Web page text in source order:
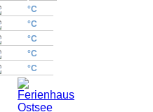
°C
°C
°C
°C
°C